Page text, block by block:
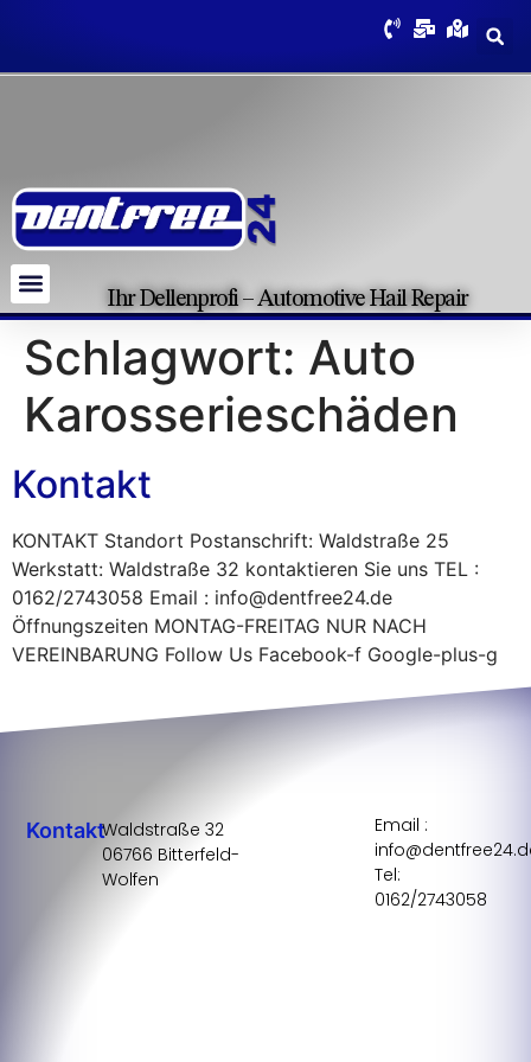
Ihr Dellenprofi – Automotive Hail Repair
Schlagwort: Auto
Karosserieschäden
Kontakt
KONTAKT Standort Postanschrift: Waldstraße 25
Werkstatt: Waldstraße 32 kontaktieren Sie uns TEL :
0162/2743058 Email : info@dentfree24.de
Öffnungszeiten MONTAG-FREITAG NUR NACH
VEREINBARUNG Follow Us Facebook-f Google-plus-g
KontaktWaldstraße 32
06766 Bitterfeld-
Wolfen
Email :
Tel:
0162/2743058